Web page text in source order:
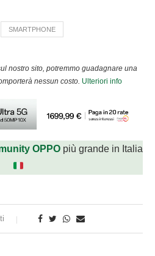
SMARTPHONE
nostro sito, potremmo guadagnare una
nessun costo. Ulteriori info
OPPOpiù grande in Italia